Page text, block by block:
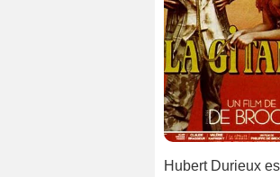
Hubert Durieux